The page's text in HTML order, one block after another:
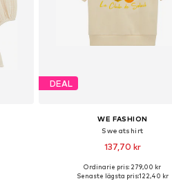
DEAL
WE FASHION
Sweatshirt
137,70 kr
Tillgänglig i många storlekar
Ordinarie pris: 279,00 kr
Senaste lägsta pris:122,40 kr